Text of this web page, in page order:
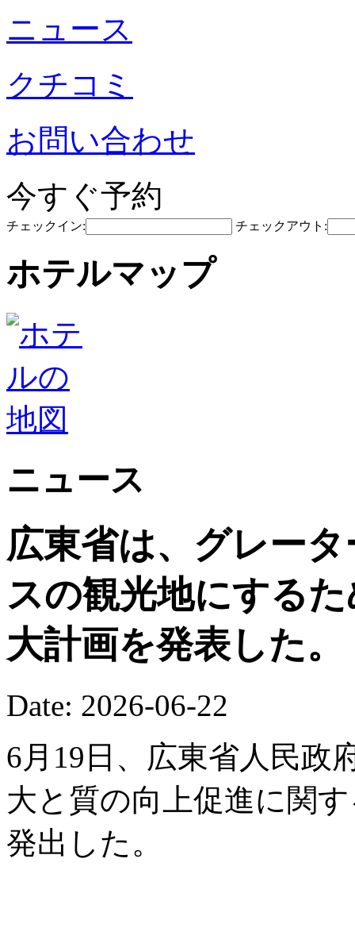
ニュース
クチコミ
お問い合わせ
今すぐ予約
チェックイン: チェックアウト:
ホテルマップ
ニュース
広東省は、グレー
スの観光地にする
大計画を発表した。
Date: 2026-06-22
6月19日、広東省人民政
大と質の向上促進に関
発出した。